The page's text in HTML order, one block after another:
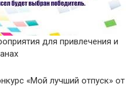
«Мой лучший отпуск» от